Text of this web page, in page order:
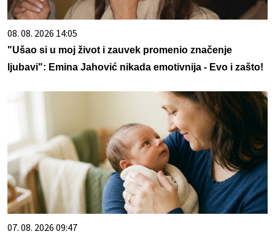
08. 08. 2026 14:05
"Ušao si u moj život i zauvek promenio značenje
ljubavi": Emina Jahović nikada emotivnija - Evo i zašto!
07. 08. 2026 09:47